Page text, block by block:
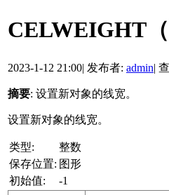
CELWEIGHT（
2023-1-12 21:00| 发布者: admin|
摘要: 设置新对象的线宽。
设置新对象的线宽。
类型:
整数
保存位置: 图形
初始值:
-1